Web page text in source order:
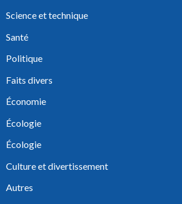
Science et technique
Santé
Politique
Faits divers
Économie
Écologie
Écologie
Culture et divertissement
Autres